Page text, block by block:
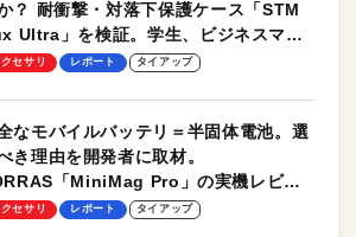
？ 耐衝撃・対落下保護ケース「STM
Ultra」を検証。学生、ビジネスマン
バイルユースに最適！
セサリ レポート タイアップ
なモバイルバッテリ＝半固体電池。選
き理由を開発者に取材。
「MiniMag Pro」の実機レビュ
セサリ レポート タイアップ